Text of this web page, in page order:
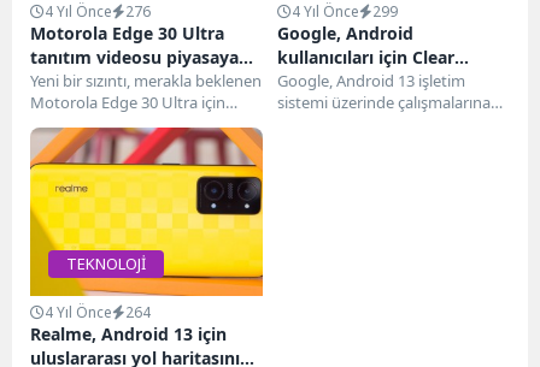
4 Yıl Önce 276
Motorola Edge 30 Ultra
tanıtım videosu piyasaya
sürülmeden önce sızdırıldı
Yeni bir sızıntı, merakla beklenen
Motorola Edge 30 Ultra için
tanıtım videosunu ortaya
çıkardı . Aynı zamanda 200...
4 Yıl Önce 299
Google, Android
kullanıcıları için Clear
Calling adlı bir özellik
geliştiriyor
Google, Android 13 işletim
sistemi üzerinde çalışmalarına
TEKNOLOJİ
4 Yıl Önce 264
Realme, Android 13 için
uluslararası yol haritasını